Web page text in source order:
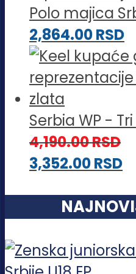
Polo majica
2,864.00RSD
Serbia WP -
4,190.00RSD
3,352.00RSD